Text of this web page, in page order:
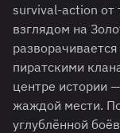
survival-action от
взглядом на
пиратскими
центре истории
жаждой мести.
углублённой